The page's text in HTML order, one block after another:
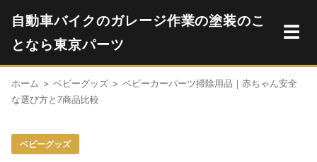
自動車バイクのガレージ作業の塗装のこ
となら東京パーツ
☰
ホーム > ベビーグッズ > ベビーカーパーツ掃除用品｜赤ちゃん安全
な選び方と7商品比較
ベビーグッズ